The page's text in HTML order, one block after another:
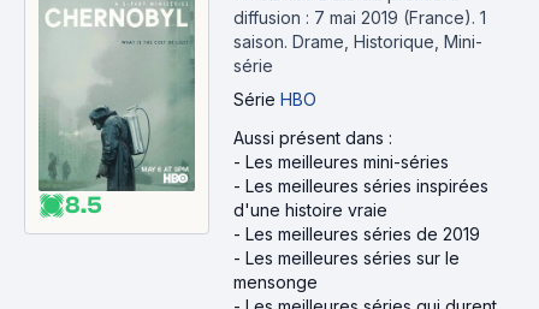
8.5
diffusion : 7 mai 2019 (France). 1
saison. Drame, Historique, Mini-
série
Série HBO
Aussi présent dans :
- Les meilleures mini-séries
- Les meilleures séries inspirées
d'une histoire vraie
- Les meilleures séries de 2019
- Les meilleures séries sur le
mensonge